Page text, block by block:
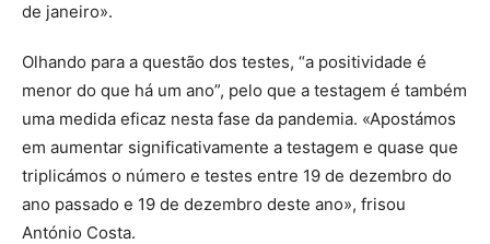
de janeiro».
Olhando para a questão dos testes, “a positividade é
menor do que há um ano”, pelo que a testagem é também
uma medida eficaz nesta fase da pandemia. «Apostámos
em aumentar significativamente a testagem e quase que
triplicámos o número e testes entre 19 de dezembro do
ano passado e 19 de dezembro deste ano», frisou
António Costa.